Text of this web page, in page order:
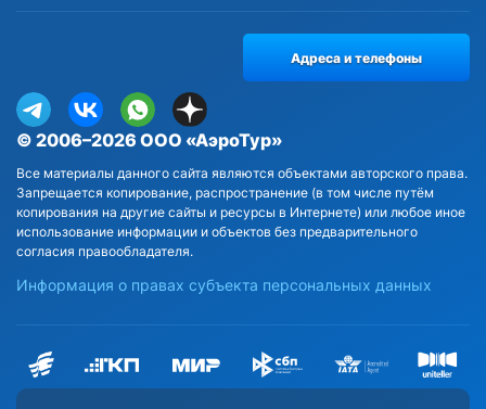
© 2006–2026 ООО «АэроТур»
Все материалы данного сайта являются объектами авторского права.
Запрещается копирование, распространение (в том числе путём
копирования на другие сайты и ресурсы в Интернете) или любое иное
использование информации и объектов без предварительного
согласия правообладателя.
Информация о правах субъекта персональных данных
Адреса и телефоны